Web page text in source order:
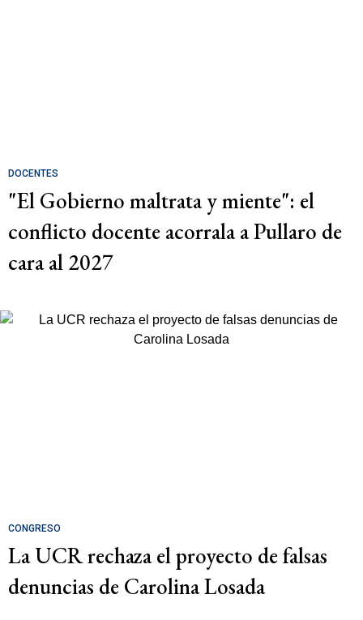
DOCENTES
"El Gobierno maltrata y miente": el
conflicto docente acorrala a Pullaro de
cara al 2027
CONGRESO
La UCR rechaza el proyecto de falsas
denuncias de Carolina Losada